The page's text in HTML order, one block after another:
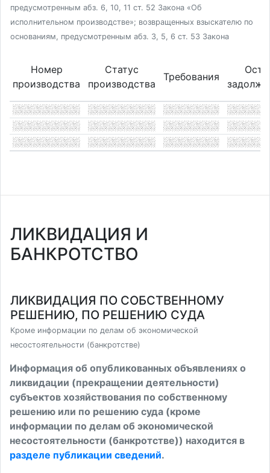
предусмотренным абз. 6, 10, 11 ст. 52 Закона «Об
исполнительном производстве»; возвращенных взыскателю по
основаниям, предусмотренным абз. 3, 5, 6 ст. 53 Закона
Номер
производства
Статус
производства
Требования
ЛИКВИДАЦИЯ И
БАНКРОТСТВО
ЛИКВИДАЦИЯ ПО СОБСТВЕННОМУ
РЕШЕНИЮ, ПО РЕШЕНИЮ СУДА
Кроме информации по делам об экономической
несостоятельности (банкротстве)
Информация об опубликованных объявлениях о
ликвидации (прекращении деятельности)
субъектов хозяйствования по собственному
решению или по решению суда (кроме
информации по делам об экономической
несостоятельности (банкротстве)) находится в
разделе публикации сведений.